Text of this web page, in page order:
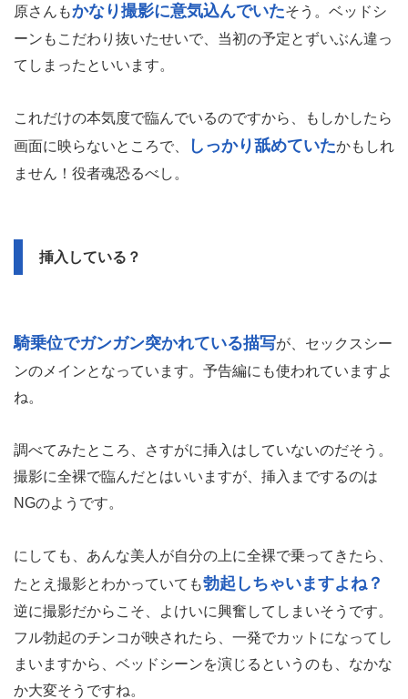
原さんもかなり撮影に意気込んでいたそう。ベッドシ
ーンもこだわり抜いたせいで、当初の予定とずいぶん違っ
てしまったといいます。
これだけの本気度で臨んでいるのですから、もしかしたら
画面に映らないところで、
しっかり舐めていたかもしれ
ません！役者魂恐るべし。
挿入している？
騎乗位でガンガン突かれている描写が、セックスシー
ンのメインとなっています。予告編にも使われていますよ
ね。
調べてみたところ、さすがに挿入はしていないのだそう。
撮影に全裸で臨んだとはいいますが、挿入までするのは
NGのようです。
にしても、あんな美人が自分の上に全裸で乗ってきたら、
たとえ撮影とわかっていても勃起しちゃいますよね？
逆に撮影だからこそ、よけいに興奮してしまいそうです。
フル勃起のチンコが映されたら、一発でカットになってし
まいますから、ベッドシーンを演じるというのも、なかな
か大変そうですね。